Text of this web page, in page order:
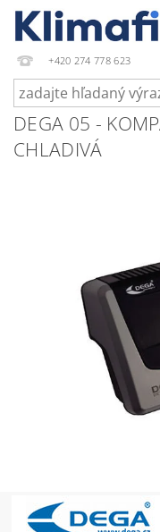
+420 274 778 623
DEGA 05 -
CHLADIVÁ